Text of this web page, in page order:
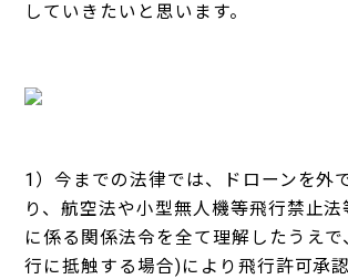
していきたいと思います。
1 ）今までの法律では、ドローンを外
り、航空法や小型無人機等飛行禁止法
に係る関係法令を全て理解したうえで
行に抵触する場合)により飛行許可承